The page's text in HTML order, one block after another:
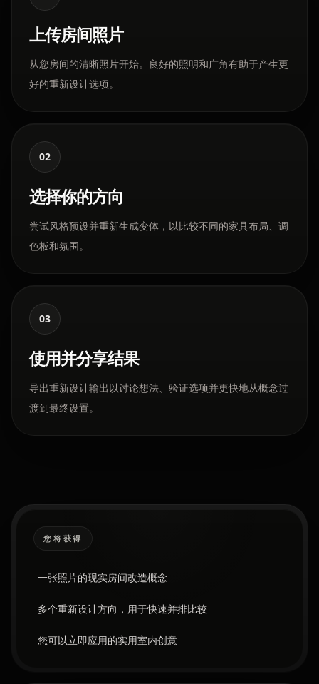
上传房间照片
从您房间的清晰照片开始。良好的照明和广角有助于产生更
好的重新设计选项。
02
选择你的方向
尝试风格预设并重新生成变体，以比较不同的家具布局、调
色板和氛围。
03
使用并分享结果
导出重新设计输出以讨论想法、验证选项并更快地从概念过
渡到最终设置。
您将获得
一张照片的现实房间改造概念
多个重新设计方向，用于快速并排比较
您可以立即应用的实用室内创意